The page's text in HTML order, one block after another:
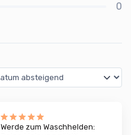
0
Werde zum Waschhelden: